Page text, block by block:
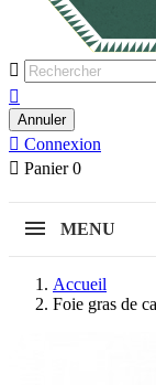


Annuler
 Connexion
 Panier 0
MENU
Accueil
Foie gras de